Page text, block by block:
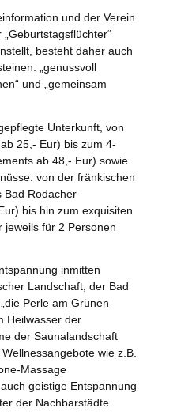
und der Verein
„Geburtstagsflüchter“
besteht daher auch
„genussvoll
und „gemeinsam
Unterkunft, von
25,- Eur) bis zum 4-
ab 48,- Eur) sowie
von der fränkischen
Bad Rodacher
bis hin zum exquisiten
jeweils für 2 Personen
inmitten
Landschaft, der Bad
Perle am Grünen
Heilwasser der
der Saunalandschaft
wie z.B.
Massage
geistige Entspannung
der Nachbarstädte